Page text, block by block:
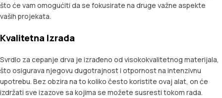
što će vam omogućiti da se fokusirate na druge važne aspekte
vaših projekata.
Kvalitetna Izrada
Svrdlo za cepanje drva je izrađeno od visokokvalitetnog materijala,
što osigurava njegovu dugotrajnost i otpornost na intenzivnu
upotrebu. Bez obzira na to koliko često koristite ovaj alat, on će
izdržati sve izazove sa kojima se možete susresti tokom rada.